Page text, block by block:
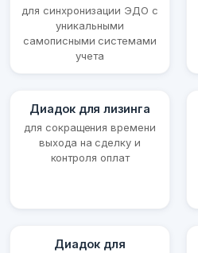
для синхронизации ЭДО с
уникальными
самописными системами
учета
Диадок для лизинга
для сокращения времени
выхода на сделку и
контроля оплат
Диадок для